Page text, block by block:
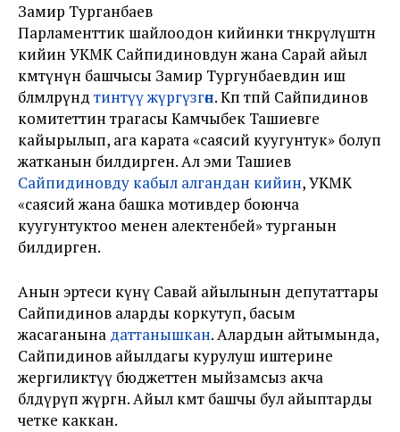
Замир Турганбаев
Парламенттик шайлоодон кийинки төнкөрүлүштөн
кийин УКМК Сайпидиновдун жана Сарай айыл
өкмөтүнүн башчысы Замир Тургунбаевдин иш
бөлмөлөрүндө тинтүү жүргүзгөн. Көп өтпөй Сайпидинов
комитеттин төрагасы Камчыбек Ташиевге
кайырылып, ага карата «саясий куугунтук» болуп
жатканын билдирген. Ал эми Ташиев
Сайпидиновду кабыл алгандан кийин, УКМК
«саясий жана башка мотивдер боюнча
куугунтуктоо менен алектенбей» турганын
билдирген.
Анын эртеси күнү Савай айылынын депутаттары
Сайпидинов аларды коркутуп, басым
жасаганына даттанышкан. Алардын айтымында,
Сайпидинов айылдагы курулуш иштерине
жергиликтүү бюджеттен мыйзамсыз акча
бөлдүрүп жүргөн. Айыл өкмөт башчы бул айыптарды
четке каккан.